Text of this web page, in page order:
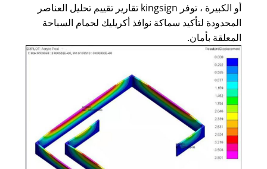
أو الكبيرة ، توفر kingsign تقارير تقييم تحليل العناصر
المحدودة لتأكيد سماكة نوافذ أكريليك لحمام السباحة
المعلقة بأمان.